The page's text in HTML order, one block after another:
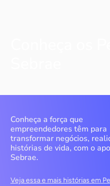
Conheça a força que
empreendedores têm para
transformar negócios,
histórias de vida, com o
Sebrae.
Veja essa e mais histórias em